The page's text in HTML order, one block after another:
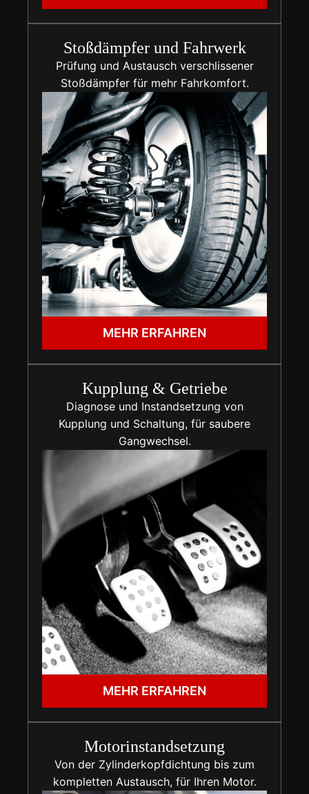
Stoßdämpfer und Fahrwerk
Prüfung und Austausch verschlissener
Stoßdämpfer für mehr Fahrkomfort.
MEHR ERFAHREN
Kupplung & Getriebe
Diagnose und Instandsetzung von
Kupplung und Schaltung, für saubere
Gangwechsel.
MEHR ERFAHREN
Motorinstandsetzung
Von der Zylinderkopfdichtung bis zum
kompletten Austausch, für Ihren Motor.